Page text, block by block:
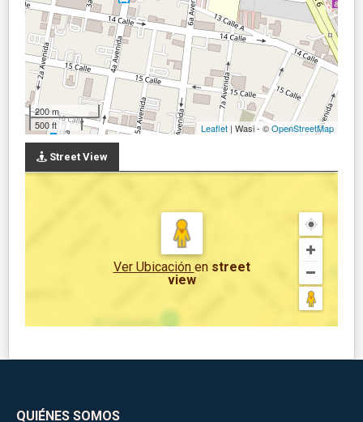
200 m
500 ft
Leaflet | Wasi - ©OpenStreetMap
Street View
Ver Ubicación en street
view
QUIÉNES SOMOS